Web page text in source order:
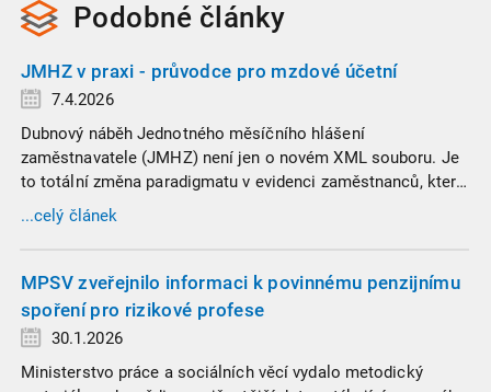
Podobné články
JMHZ v praxi - průvodce pro mzdové účetní
7.4.2026
Dubnový náběh Jednotného měsíčního hlášení
zaměstnavatele (JMHZ) není jen o novém XML souboru. Je
to totální změna paradigmatu v evidenci zaměstnanců, která
propojuje sociální správu, finanční úřady a úřady práce do
jednoho nekompromisního celku
...celý článek
MPSV zveřejnilo informaci k povinnému penzijnímu
spoření pro rizikové profese
30.1.2026
Ministerstvo práce a sociálních věcí vydalo metodický